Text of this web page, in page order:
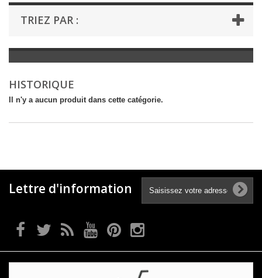
+
LIVRES : JEUNESSE
LIVRES ANCIENS AVANT 1900
TRIEZ PAR :
HISTORIQUE
Il n'y a aucun produit dans cette catégorie.
Lettre d'information